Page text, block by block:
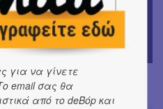
- Συνομιλώντας με
για να γίνετε
email σας θα
από το deBόp και